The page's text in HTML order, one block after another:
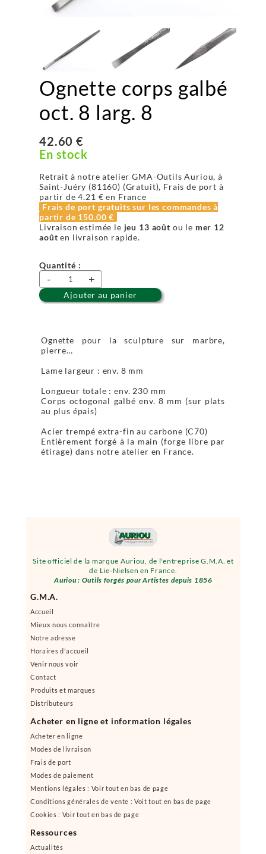
Site officiel de la marque Auriou, de l'entreprise G.M.A. et
de Lie-Nielsen en France.
Auriou : Outils forgés pour Artistes depuis 1856
G.M.A.
Accueil
Mieux nous connaître
Notre adresse
Horaires d'accueil
Venir nous voir
Contact
Produits et marques
Distributeurs
Acheter en ligne et information légales
Acheter en ligne
Modes de livraison
Frais de port
Modes de paiement
Mentions légales : Voir tout en bas de page
Conditions générales de vente : Voit tout en bas de page
Cookies : Voir tout en bas de page
Ressources
Actualités
Ognette corps galbé
oct. 8 larg. 8
42.60 €
En stock
Retrait à notre atelier GMA-Outils Auriou, à
Saint-Juéry (81160) (Gratuit), Frais de port à
partir de4.21 € en France
Frais de port gratuits sur les commandes à
partir de 150.00 €
Livraison estimée le jeu 13 août ou le mer 12
août en livraison rapide.
Quantité :
- +
Ajouter au panier
Ognette pour la sculpture sur marbre,
pierre…
Lame largeur : env. 8 mm
Longueur totale : env. 230 mm
Corps octogonal galbé env. 8 mm (sur plats
au plus épais)
Acier trempé extra-fin au carbone (C70)
Entièrement forgé à la main (forge libre par
étirage) dans notre atelier en France.